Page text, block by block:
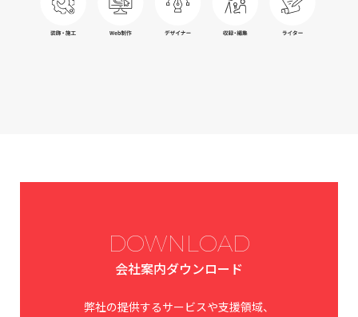
DOWNLOAD
会社案内ダウンロード
弊社の提供するサービスや支援領域、